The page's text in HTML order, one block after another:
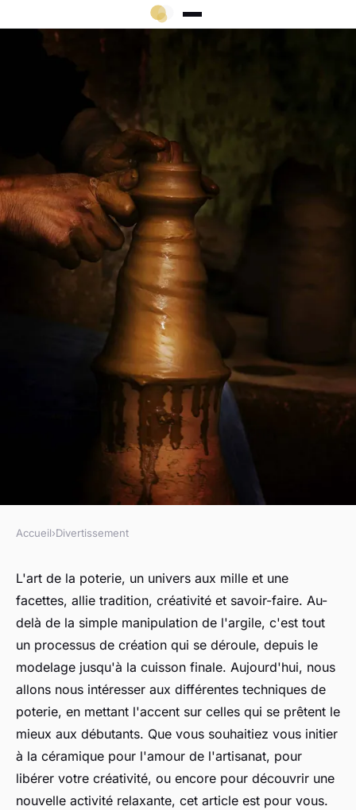
Quelles techniques de poterie
sont les plus adaptées pour les
débutants?
Noé•5 juin 2024•6 min de lecture
Accueil›Divertissement
L'art de la poterie, un univers aux mille et une
facettes, allie tradition, créativité et savoir-faire. Au-
delà de la simple manipulation de l'argile, c'est tout
un processus de création qui se déroule, depuis le
modelage jusqu'à la cuisson finale. Aujourd'hui, nous
allons nous intéresser aux différentes techniques de
poterie, en mettant l'accent sur celles qui se prêtent le
mieux aux débutants. Que vous souhaitiez vous initier
à la céramique pour l'amour de l'artisanat, pour
libérer votre créativité, ou encore pour découvrir une
nouvelle activité relaxante, cet article est pour vous.